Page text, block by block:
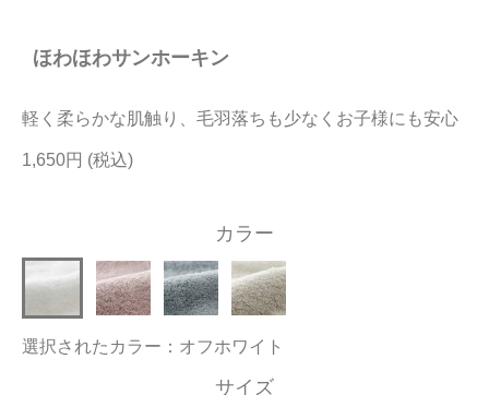
当サイトについて
大量購入・法人向けの購入の方は
お問い合わせ
ほわほわサンホーキン
軽く柔らかな肌触り、毛羽落ちも少なくお子様にも安心
1,650円
カラー
選択されたカラー：オフホワイト
サイズ